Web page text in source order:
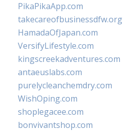
PikaPikaApp.com
takecareofbusinessdfw.org
HamadaOfJapan.com
VersifyLifestyle.com
kingscreekadventures.com
antaeuslabs.com
purelycleanchemdry.com
WishOping.com
shoplegacee.com
bonvivantshop.com